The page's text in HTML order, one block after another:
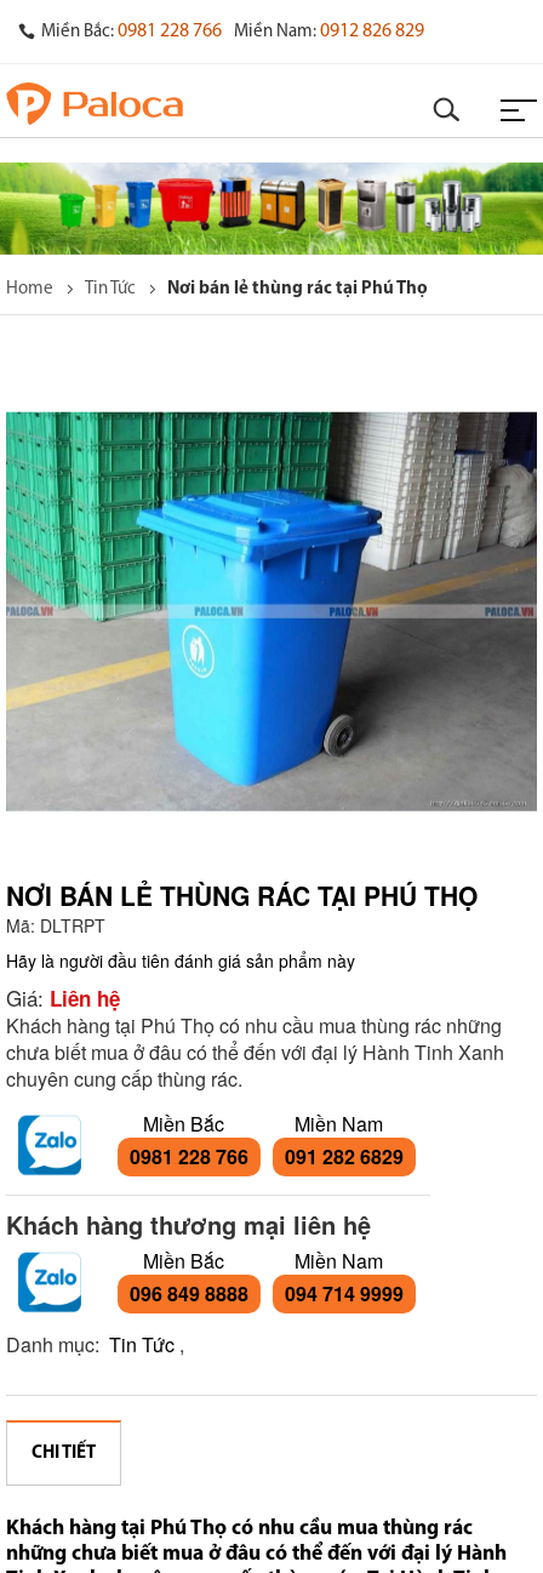
Miền Bắc: 0981 228 766 Miền Nam: 0912 826 829
Home Tin Tức Nơi bán lẻ thùng rác tại Phú Thọ
NƠI BÁN LẺ THÙNG RÁC TẠI PHÚ THỌ
Mã: DLTRPT
Hãy là người đầu tiên đánh giá sản phẩm này
Giá: Liên hệ
Khách hàng tại Phú Thọ có nhu cầu mua thùng rác những
chưa biết mua ở đâu có thể đến với đại lý Hành Tinh Xanh
chuyên cung cấp thùng rác.
Miền Bắc
0981 228 766
Miền Nam
091 282 6829
Khách hàng thương mại liên hệ
Miền Bắc
096 849 8888
Miền Nam
094 714 9999
Danh mục: Tin Tức ,
CHI TIẾT
Khách hàng tại Phú Thọ có nhu cầu mua thùng rác
những chưa biết mua ở đâu có thể đến với đại lý Hành